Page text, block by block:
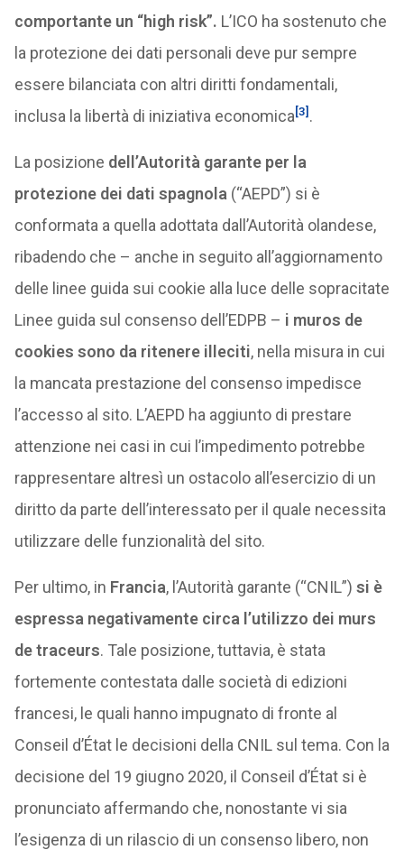
comportante un “high risk”. L’ICO ha sostenuto che
la protezione dei dati personali deve pur sempre
essere bilanciata con altri diritti fondamentali,
inclusa la libertà di iniziativa economica[3] .
La posizione dell’Autorità garante per la
protezione dei dati spagnola (“AEPD”) si è
conformata a quella adottata dall’Autorità olandese,
ribadendo che – anche in seguito all’aggiornamento
delle linee guida sui cookie alla luce delle sopracitate
Linee guida sul consenso dell’EDPB – i muros de
cookies sono da ritenere illeciti, nella misura in cui
la mancata prestazione del consenso impedisce
l’accesso al sito. L’AEPD ha aggiunto di prestare
attenzione nei casi in cui l’impedimento potrebbe
rappresentare altresì un ostacolo all’esercizio di un
diritto da parte dell’interessato per il quale necessita
utilizzare delle funzionalità del sito.
Per ultimo, in Francia, l’Autorità garante (“CNIL”) si è
espressa negativamente circa l’utilizzo dei murs
de traceurs. Tale posizione, tuttavia, è stata
fortemente contestata dalle società di edizioni
francesi, le quali hanno impugnato di fronte al
Conseil d’État le decisioni della CNIL sul tema. Con la
decisione del 19 giugno 2020, il Conseil d’État si è
pronunciato affermando che, nonostante vi sia
l’esigenza di un rilascio di un consenso libero, non